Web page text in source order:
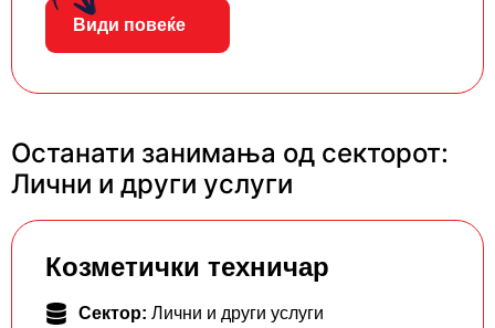
Види повеќе
Останати занимања од секторот:
Лични и други услуги
Козметички техничар
Сектор: Лични и други услуги